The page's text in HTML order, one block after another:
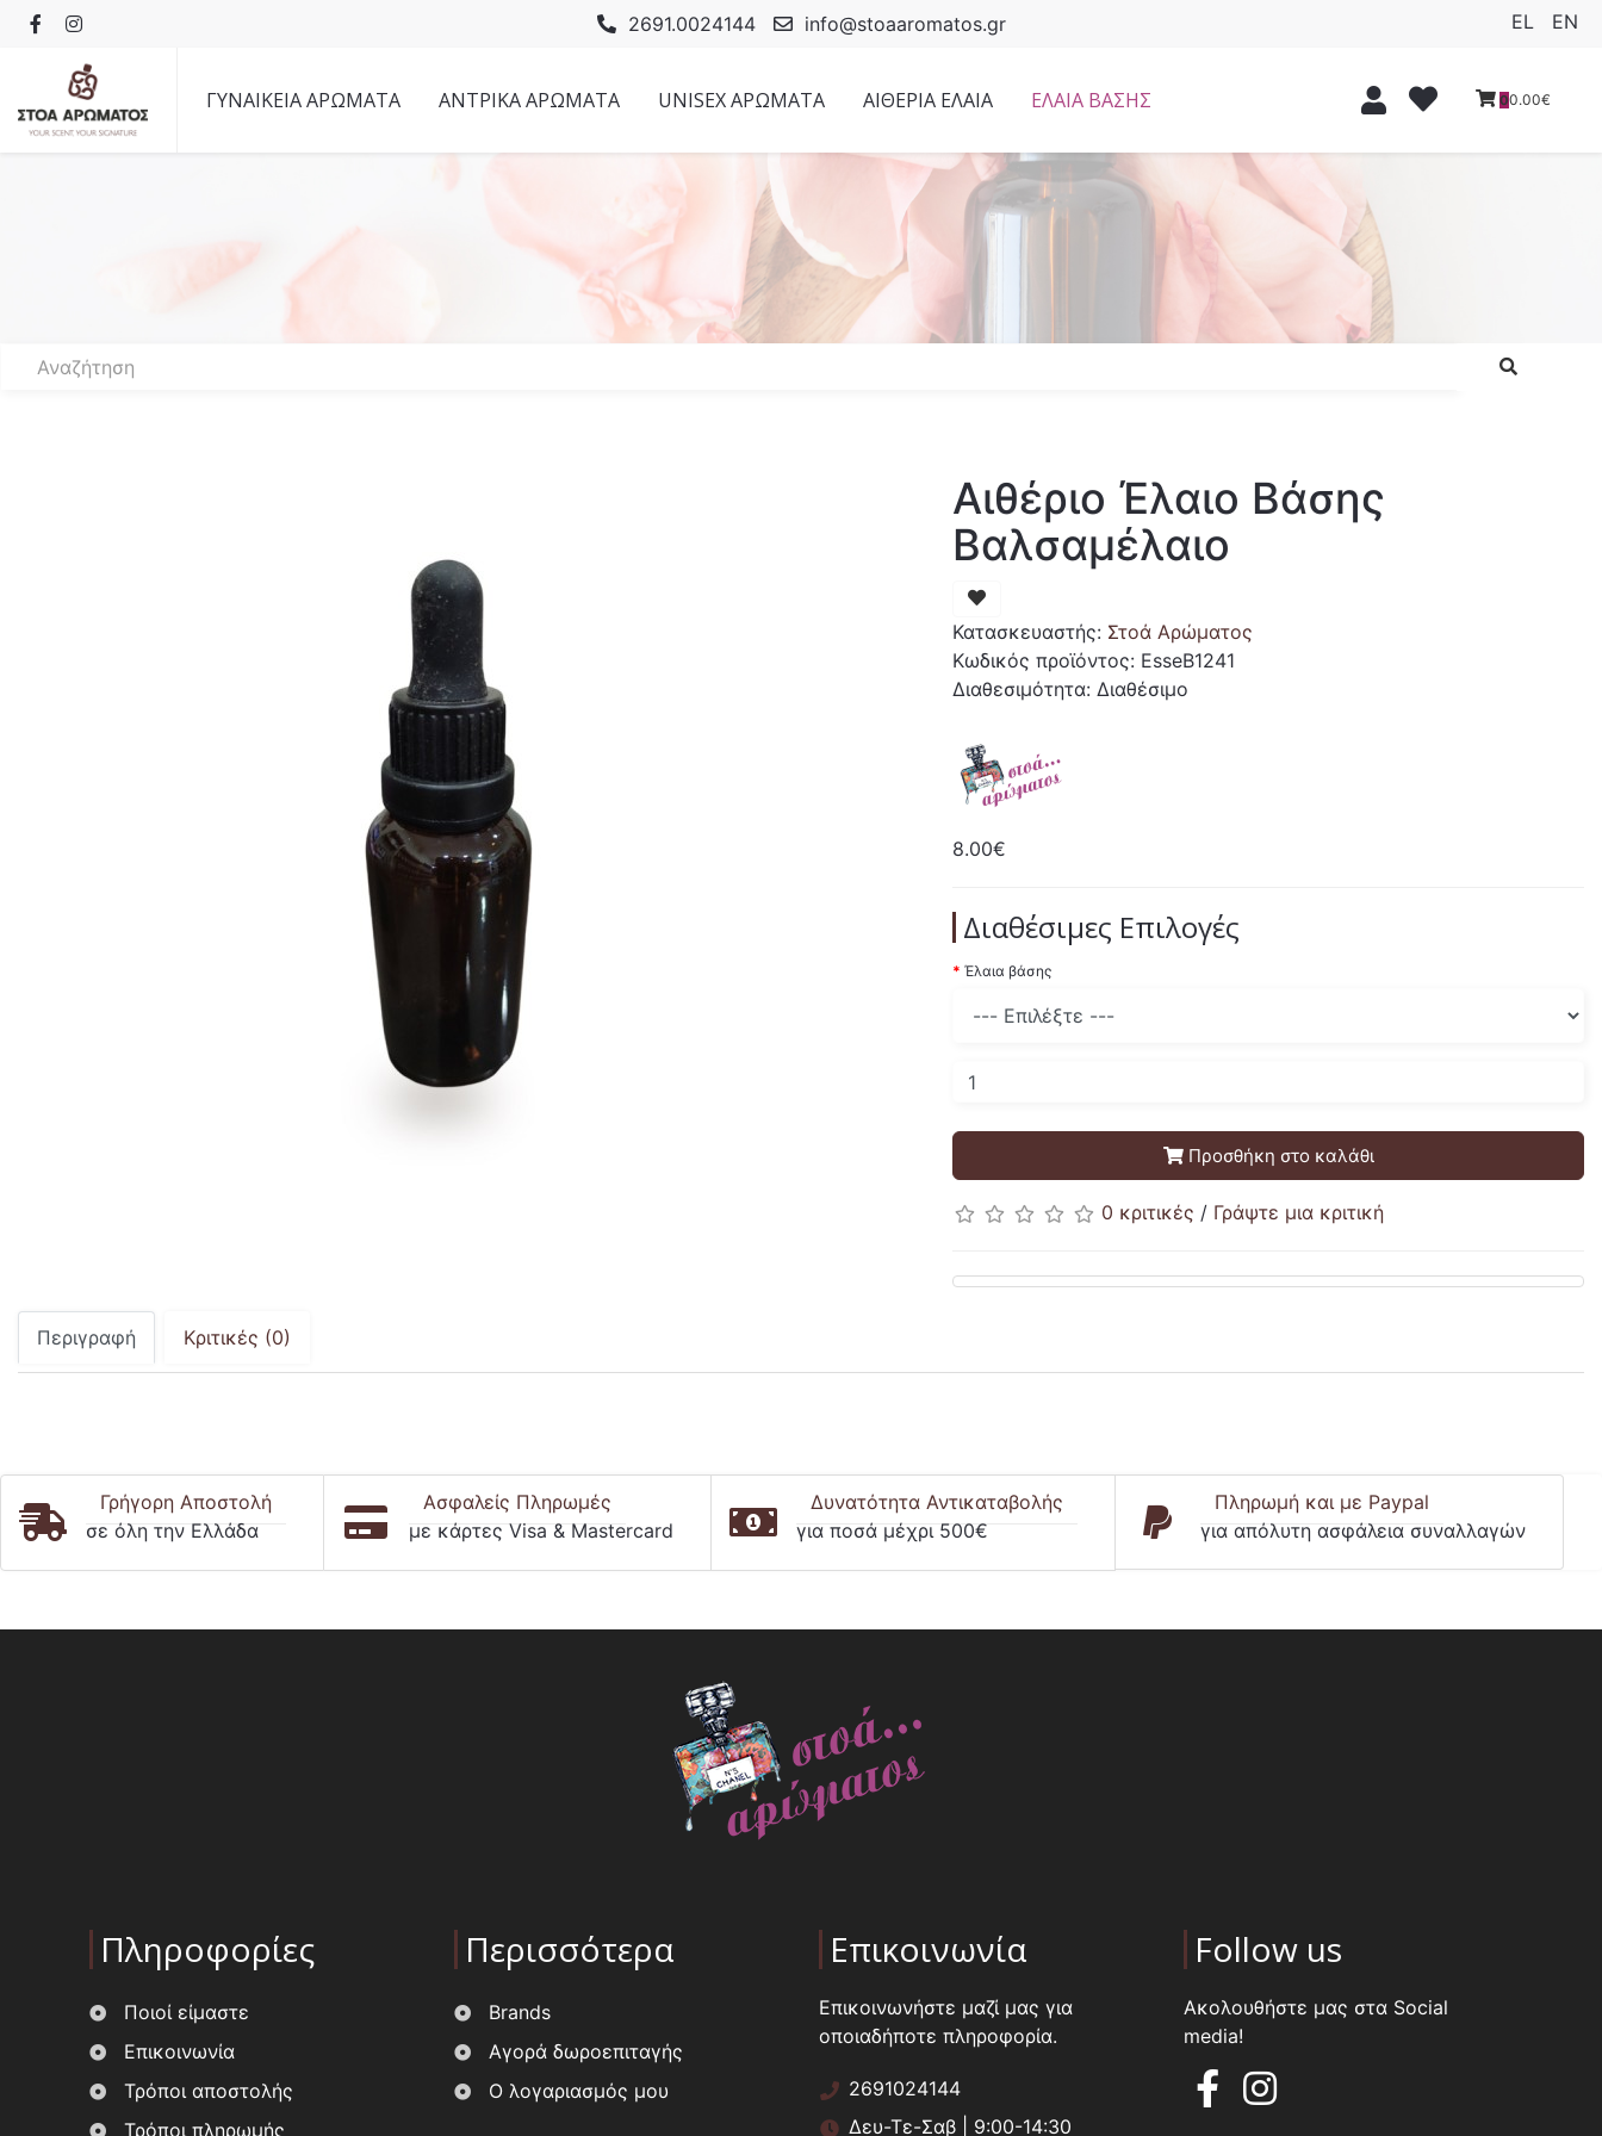
2691.0024144 info@stoaaromatos.gr EL EN
ΓΥΝΑΙΚΕΙΑ ΑΡΩΜΑΤΑ ΑΝΤΡΙΚΑ ΑΡΩΜΑΤΑ UNISEX ΑΡΩΜΑΤΑ ΑΙΘΕΡΙΑ ΕΛΑΙΑ ΕΛΑΙΑ ΒΑΣΗΣ 00.00€
Αιθέριο Έλαιο Βάσης
Βαλσαμέλαιο
Κατασκευαστής: Στοά Αρώματος
Κωδικός προϊόντος: EsseB1241
Διαθεσιμότητα: Διαθέσιμο
8.00€
Διαθέσιμες Επιλογές
Έλαια βάσης
Προσθήκη στο καλάθι
0 κριτικές / Γράψτε μια κριτική
Περιγραφή Κριτικές (0)
Γρήγορη Αποστολή
σε όλη την Ελλάδα
Ασφαλείς Πληρωμές
με κάρτες Visa & Mastercard
Δυνατότητα Αντικαταβολής
για ποσά μέχρι 500€
Πληρωμή και με Paypal
για απόλυτη ασφάλεια συναλλαγών
Πληροφορίες
Ποιοί είμαστε
Επικοινωνία
Τρόποι αποστολής
Τρόποι πληρωμής
Περισσότερα
Brands
Αγορά δωροεπιταγής
Ο λογαριασμός μου
Επικοινωνία
Επικοινωνήστε μαζί μας για
οποιαδήποτε πληροφορία.
2691024144
Δευ-Τε-Σαβ | 9:00-14:30
Follow us
Ακολουθήστε μας στα Social
media!